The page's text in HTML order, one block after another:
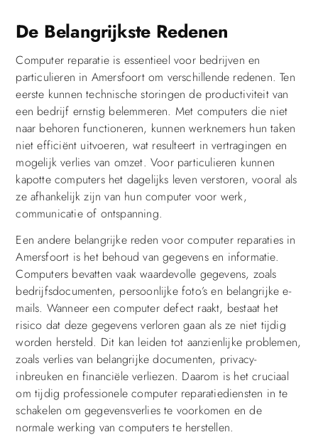
De Belangrijkste Redenen
Computer reparatie is essentieel voor bedrijven en
particulieren in Amersfoort om verschillende redenen. Ten
eerste kunnen technische storingen de productiviteit van
een bedrijf ernstig belemmeren. Met computers die niet
naar behoren functioneren, kunnen werknemers hun taken
niet efficiënt uitvoeren, wat resulteert in vertragingen en
mogelijk verlies van omzet. Voor particulieren kunnen
kapotte computers het dagelijks leven verstoren, vooral als
ze afhankelijk zijn van hun computer voor werk,
communicatie of ontspanning.
Een andere belangrijke reden voor computer reparaties in
Amersfoort is het behoud van gegevens en informatie.
Computers bevatten vaak waardevolle gegevens, zoals
bedrijfsdocumenten, persoonlijke foto’s en belangrijke e-
mails. Wanneer een computer defect raakt, bestaat het
risico dat deze gegevens verloren gaan als ze niet tijdig
worden hersteld. Dit kan leiden tot aanzienlijke problemen,
zoals verlies van belangrijke documenten, privacy-
inbreuken en financiële verliezen. Daarom is het cruciaal
om tijdig professionele computer reparatiediensten in te
schakelen om gegevensverlies te voorkomen en de
normale werking van computers te herstellen.